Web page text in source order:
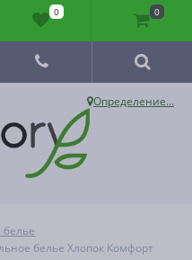
Определение...
белье
белье Хлопок Комфорт
0 0